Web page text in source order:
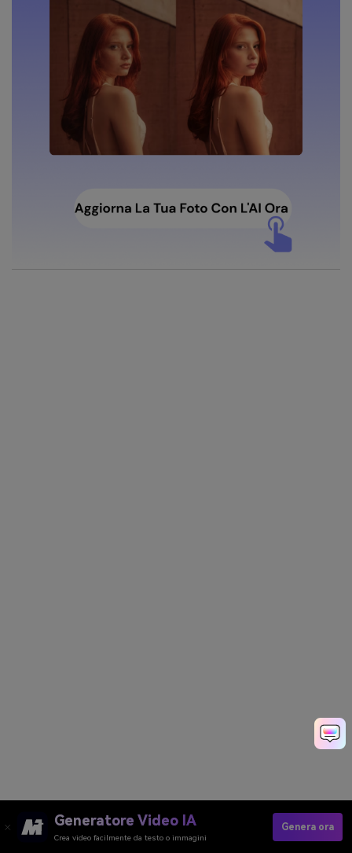
Generatore Video IA
Crea video facilmente da testo o immagini
Genera ora